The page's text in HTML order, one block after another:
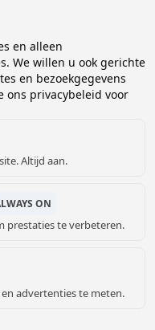
en alleen
We willen u ook gerichte
en bezoekgegevens
ons privacybeleid voor
Altijd aan.
ON
prestaties te verbeteren.
advertenties te meten.